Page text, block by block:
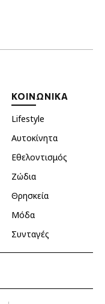
ΚΟΙΝΩΝΙΚΑ
Lifestyle
Αυτοκίνητα
Εθελοντισμός
Ζώδια
Θρησκεία
Μόδα
Συνταγές